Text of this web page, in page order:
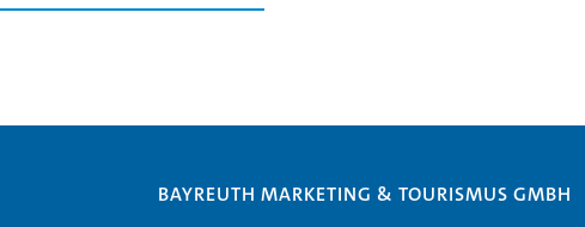
BAYREUTH MARKETING & TOURISMUS GMBH